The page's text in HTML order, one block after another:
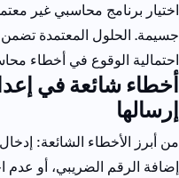
اختيار برنامج محاسبي غير
جسيمة. الحلول المعتمدة تضمن
احتمالية الوقوع في أخطاء
أخطاء شائعة في
إرسالها
من أبرز الأخطاء الشائعة:
إضافة الرقم الضريبي، أو